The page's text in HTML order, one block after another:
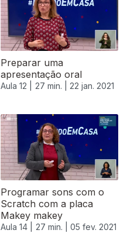
Preparar uma
apresentação oral
Aula 12 | 27 min. | 22 jan. 2021
Programar sons com o
Scratch com a placa
Makey makey
Aula 14 | 27 min. | 05 fev. 2021